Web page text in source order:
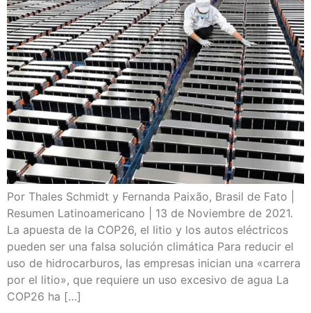
Por Tha­les Sch­midt y Fer­nan­da Pai­xão, Bra­sil de Fato |
Resu­men Lati­no­ame­ri­cano | 13 de Noviem­bre de 2021.
La apues­ta de la COP26, el litio y los autos eléc­tri­cos
pue­den ser una fal­sa solu­ción cli­má­ti­ca Para redu­cir el
uso de hidro­car­bu­ros, las empre­sas ini­cian una «carre­ra
por el litio», que requie­re un uso exce­si­vo de agua La
COP26 ha […]